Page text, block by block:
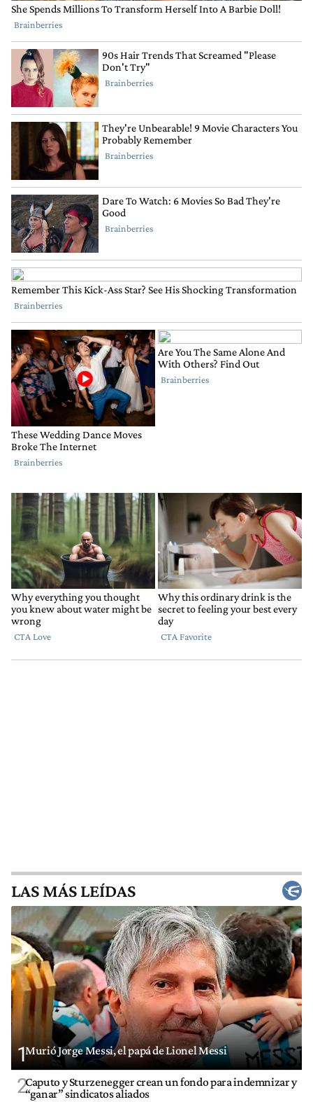
LAS MÁS LEÍDAS
1Murió Jorge Messi, el papá de Lionel Messi
2Caputo y Sturzenegger crean un fondo para indemnizar y
“ganar” sindicatos aliados